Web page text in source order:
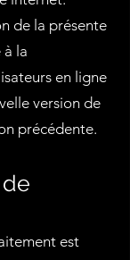
de la présente
la
en ligne
version de
précédente.
est